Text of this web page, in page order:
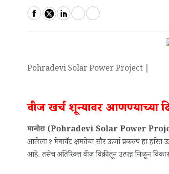
Pohradevi Solar Power Project |
वीज खर्च शून्यावर आणण्याच्या
मानोरा (Pohradevi Solar Power
आलेला १ मेगावॅट क्षमतेचा सौर ऊर्जा प्रकल्प हा हरित
आहे. तसेच अतिरिक्त वीज विक्रीतून उत्पन्न मिळून